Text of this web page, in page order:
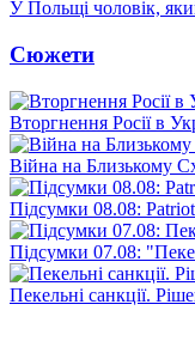
У Польщі чоловік,
Сюжети
Вторгнення Росії в
Війна на Близькому
Підсумки 08.08:
Підсумки 07.08:
Пекельні санкції.